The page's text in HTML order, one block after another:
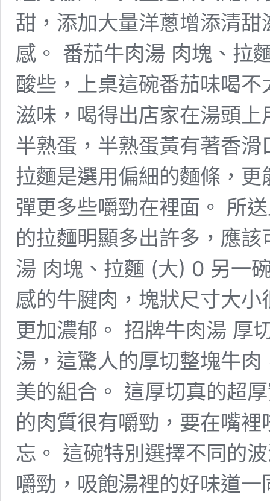
甜，添加大量洋蔥增添清
感。 番茄牛肉湯 肉塊、拉
酸些，上桌這碗番茄味喝
滋味，喝得出店家在湯頭
半熟蛋，半熟蛋黃有著香
拉麵是選用偏細的麵條，
彈更多些嚼勁在裡面。 所
的拉麵明顯多出許多，應
湯 肉塊、拉麵 (大) 0 另一
感的牛腱肉，塊狀尺寸大
更加濃郁。 招牌牛肉湯 厚
湯，這驚人的厚切整塊牛
美的組合。 這厚切真的超
的肉質很有嚼勁，要在嘴
忘。 這碗特別選擇不同的
嚼勁，吸飽湯裡的好味道